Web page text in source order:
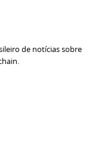
de notícias sobre